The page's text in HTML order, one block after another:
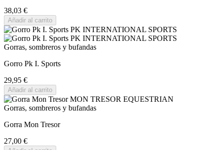
38,03 €
Añadir al carrito
Gorras, sombreros y bufandas
Gorro Pk I. Sports
29,95 €
Añadir al carrito
Gorras, sombreros y bufandas
Gorra Mon Tresor
27,00 €